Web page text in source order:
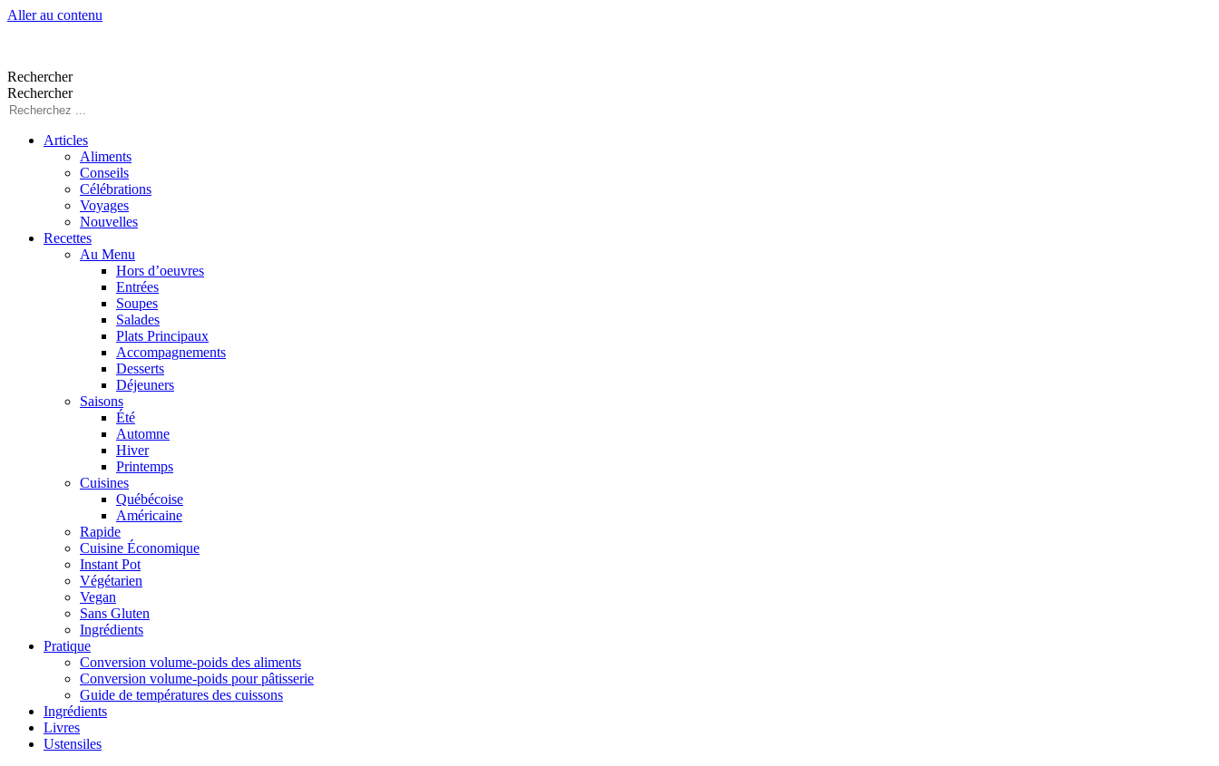
Aller au contenu
Rechercher
Rechercher
Articles
Aliments
Conseils
Célébrations
Voyages
Nouvelles
Recettes
Au Menu
Hors d’oeuvres
Entrées
Soupes
Salades
Plats Principaux
Accompagnements
Desserts
Déjeuners
Saisons
Été
Automne
Hiver
Printemps
Cuisines
Québécoise
Américaine
Rapide
Cuisine Économique
Instant Pot
Végétarien
Vegan
Sans Gluten
Ingrédients
Pratique
Conversion volume-poids des aliments
Conversion volume-poids pour pâtisserie
Guide de températures des cuissons
Ingrédients
Livres
Ustensiles